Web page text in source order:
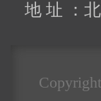
地 址 ：